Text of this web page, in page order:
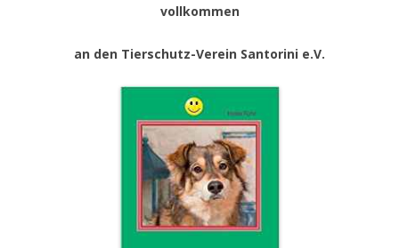
vollkommen
an den Tierschutz-Verein Santorini e.V.